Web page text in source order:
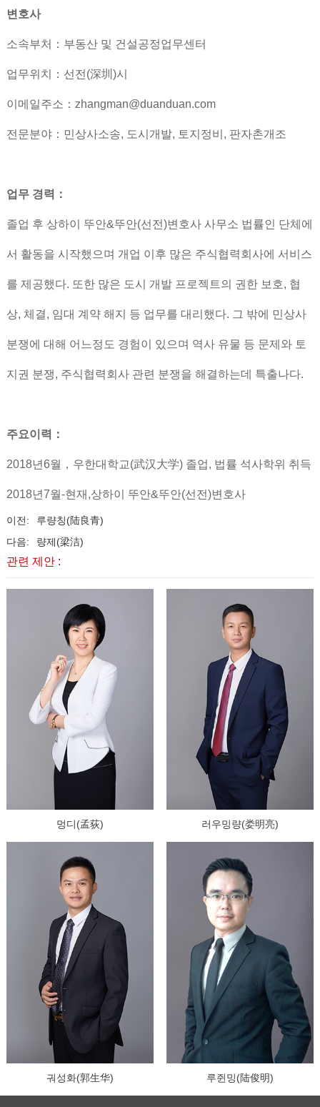
변호사
소속부처：부동산 및 건설공정업무센터
업무위치：선전(深圳)시
이메일주소：zhangman@duanduan.com
전문분야：민상사소송, 도시개발, 토지정비, 판자촌개조
업무 경력：
졸업 후 상하이 뚜안&뚜안(선전)변호사 사무소 법률인 단체에
서 활동을 시작했으며 개업 이후 많은 주식협력회사에 서비스
를 제공했다. 또한 많은 도시 개발 프로젝트의 권한 보호, 협
상, 체결, 임대 계약 해지 등 업무를 대리했다. 그 밖에 민상사
분쟁에 대해 어느정도 경험이 있으며 역사 유물 등 문제와 토
지권 분쟁, 주식협력회사 관련 분쟁을 해결하는데 특출나다.
주요이력：
2018년6월，우한대학교(武汉大学) 졸업, 법률 석사학위 취득
2018년7월-현재,상하이 뚜안&뚜안(선전)변호사
이전:
루량칭(陆良青)
다음:
량제(梁洁)
관련 제안 :
멍디(孟荻) 러우밍량(娄明亮)
궈성화(郭生华) 루쥔밍(陆俊明)